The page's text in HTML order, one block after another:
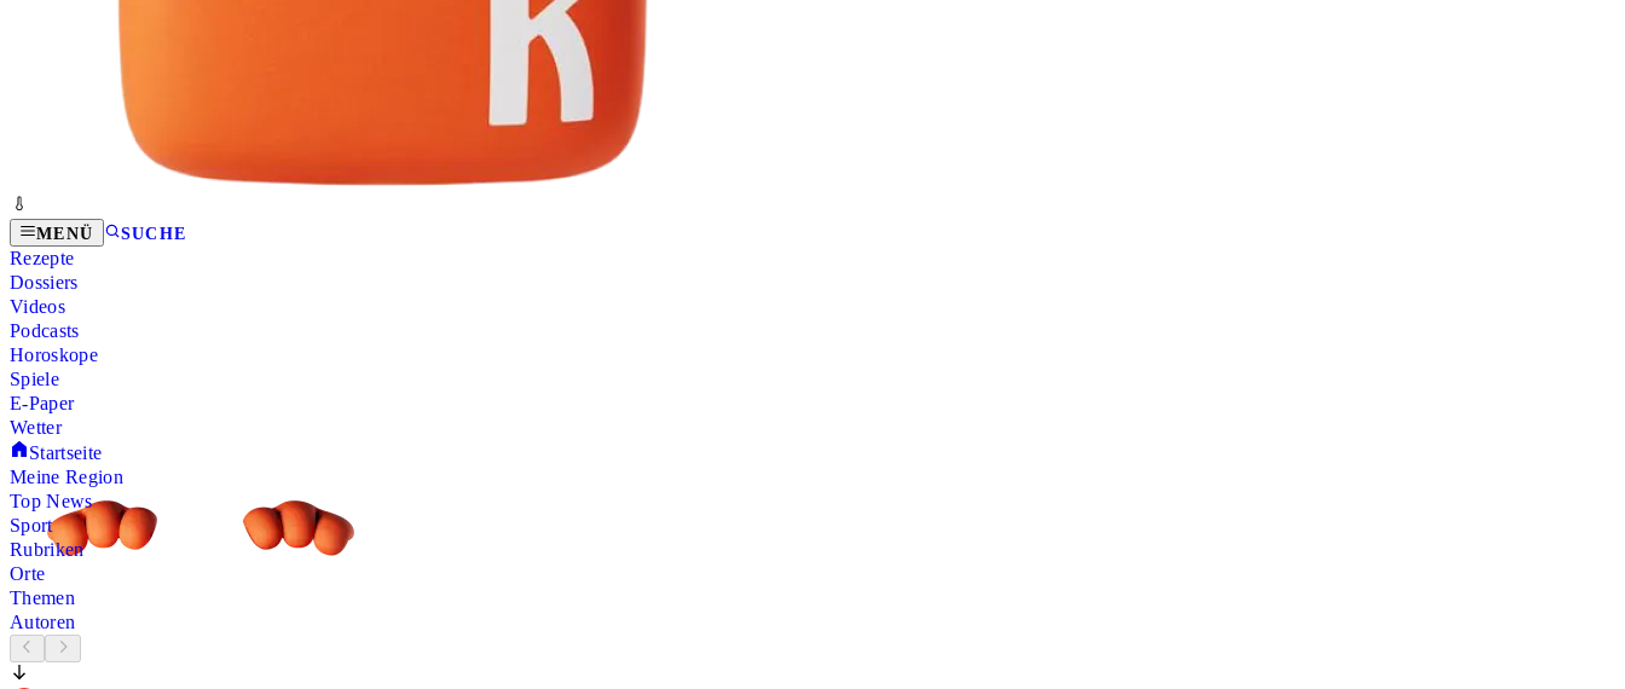
MENÜ SUCHE
Rezepte
Dossiers
Videos
Podcasts
Horoskope
Spiele
E-Paper
Wetter
Startseite
Meine Region
Top News
Sport
Rubriken
Orte
Themen
Autoren